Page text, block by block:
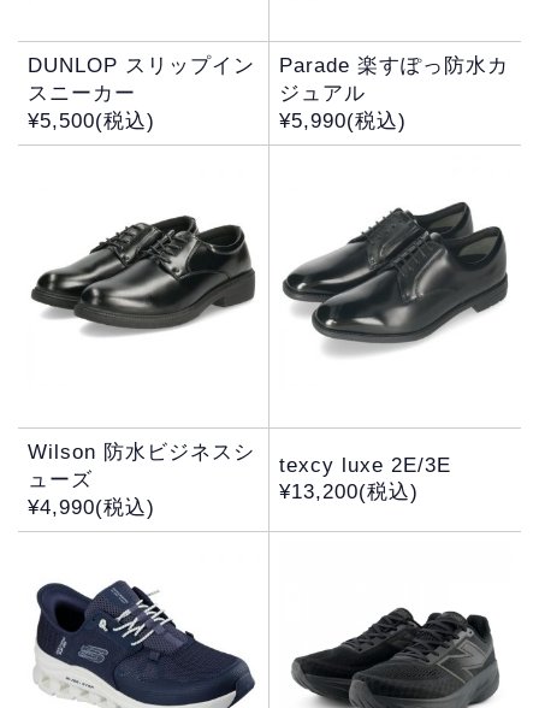
DUNLOP スリップイン
スニーカー
¥5,500(税込)
Parade 楽すぽっ防水カ
ジュアル
¥5,990(税込)
Wilson 防水ビジネスシ
ューズ
¥4,990(税込)
texcy luxe 2E/3E
¥13,200(税込)